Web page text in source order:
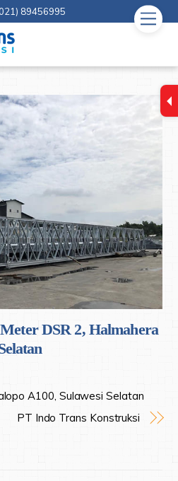
89456995
DSR 2, Halmahera
A100, Sulawesi Selatan
PT Indo Trans Konstruksi